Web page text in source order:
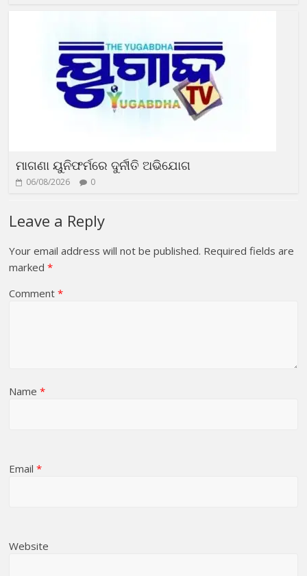
ମାଗଣା ୟୁନିଫର୍ମରେ ଦୁର୍ନୀତି ଅଭିଯୋଗ
06/08/2026 0
Leave a Reply
Your email address will not be published. Required fields are
marked*
Comment*
Name*
Email*
Website